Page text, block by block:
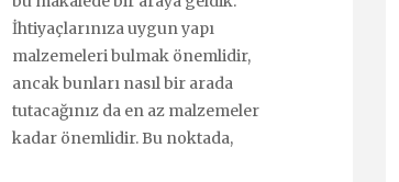
İhtiyaçlarınıza uygun yapı
malzemeleri bulmak önemlidir,
ancak bunları nasıl bir arada
tutacağınız da en az malzemeler
kadar önemlidir. Bu noktada,